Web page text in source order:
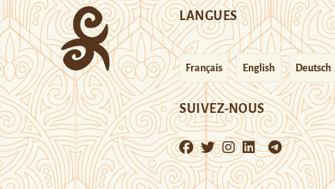
LANGUES
Français English Deutsch
SUIVEZ-NOUS